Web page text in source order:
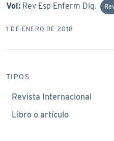
Vol: Rev Esp Enferm Dig.
1 DE ENERO DE 2018
TIPOS
Revista Internacional
Libro o artículo